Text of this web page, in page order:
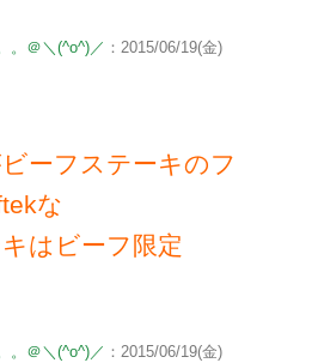
。＠＼(^o^)／ ：2015/06/19(金)
ーフステーキのフ
な
はビーフ限定
。＠＼(^o^)／ ：2015/06/19(金)